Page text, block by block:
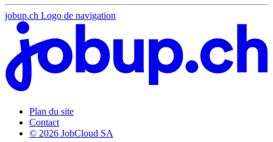
jobup.ch Logo de navigation
Plan du site
Contact
© 2026 JobCloud SA